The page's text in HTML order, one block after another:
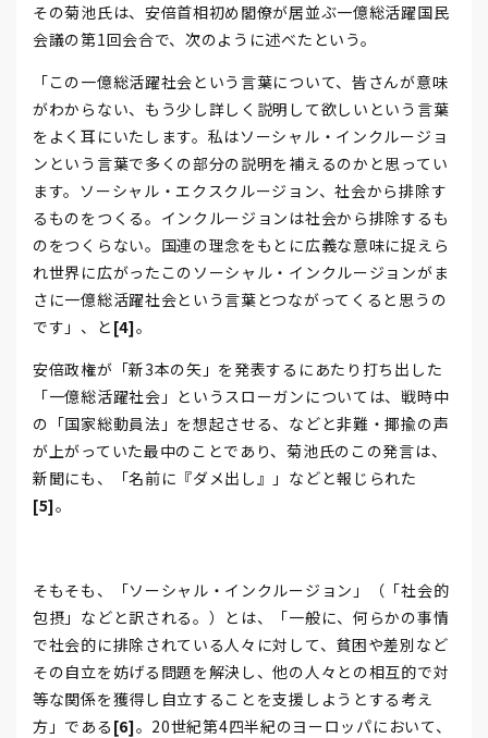
その菊池氏は、安倍首相初め閣僚が居並ぶ一億総活躍国民
会議の第1回会合で、次のように述べたという。
「この一億総活躍社会という言葉について、皆さんが意味
がわからない、もう少し詳しく説明して欲しいという言葉
をよく耳にいたします。私はソーシャル・インクルージョ
ンという言葉で多くの部分の説明を補えるのかと思ってい
ます。ソーシャル・エクスクルージョン、社会から排除す
るものをつくる。インクルージョンは社会から排除するも
のをつくらない。国連の理念をもとに広義な意味に捉えら
れ世界に広がったこのソーシャル・インクルージョンがま
さに一億総活躍社会という言葉とつながってくると思うの
です」、と [4]。
安倍政権が「新3本の矢」を発表するにあたり打ち出した
「一億総活躍社会」というスローガンについては、戦時中
の「国家総動員法」を想起させる、などと非難・揶揄の声
が上がっていた最中のことであり、菊池氏のこの発言は、
新聞にも、「名前に『ダメ出し』」などと報じられた
[5]。
そもそも、「ソーシャル・インクルージョン」（「社会的
包摂」などと訳される。）とは、「一般に、何らかの事情
で社会的に排除されている人々に対して、貧困や差別など
その自立を妨げる問題を解決し、他の人々との相互的で対
等な関係を獲得し自立することを支援しようとする考え
方」である [6]。20世紀第4四半紀のヨーロッパにおいて、